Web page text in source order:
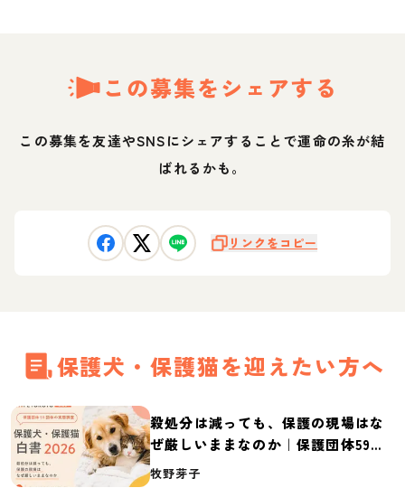
この募集をシェアする
この募集を友達やSNSにシェアすることで運命の糸が結
ばれるかも。
リンクをコピー
保護犬・保護猫を迎えたい方へ
殺処分は減っても、保護の現場はな
ぜ厳しいままなのか｜保護団体59団
体の実態調査【保護犬・保護猫白書
牧野芽子